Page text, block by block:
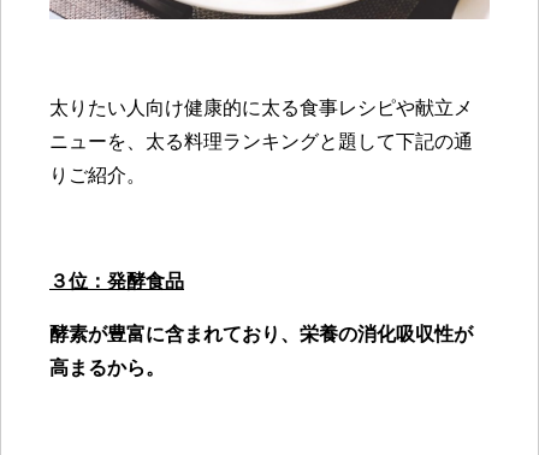
太りたい人向け健康的に太る食事レシピや献立メ
ニューを、太る料理ランキングと題して下記の通
りご紹介。
３位：発酵食品
酵素が豊富に含まれており、栄養の消化吸収性が
高まるから。